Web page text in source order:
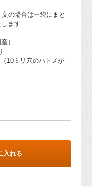
の場合は一袋にまと
ます
）
10ミリ穴のハトメが
入れる